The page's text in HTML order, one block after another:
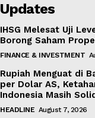
Updates
IHSG Melesat Uji
Borong Saham
FINANCE & INVESTMENT
Rupiah Menguat di
per Dolar AS,
Indonesia Masih Solid
HEADLINE August 7, 2026